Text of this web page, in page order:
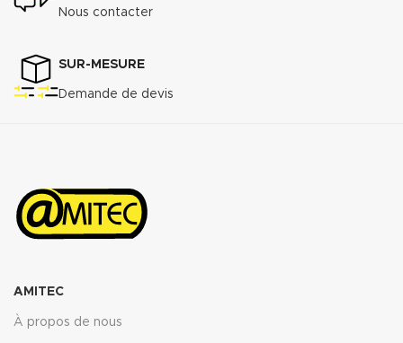
Nous contacter
SUR-MESURE
Demande de devis
AMITEC
À propos de nous